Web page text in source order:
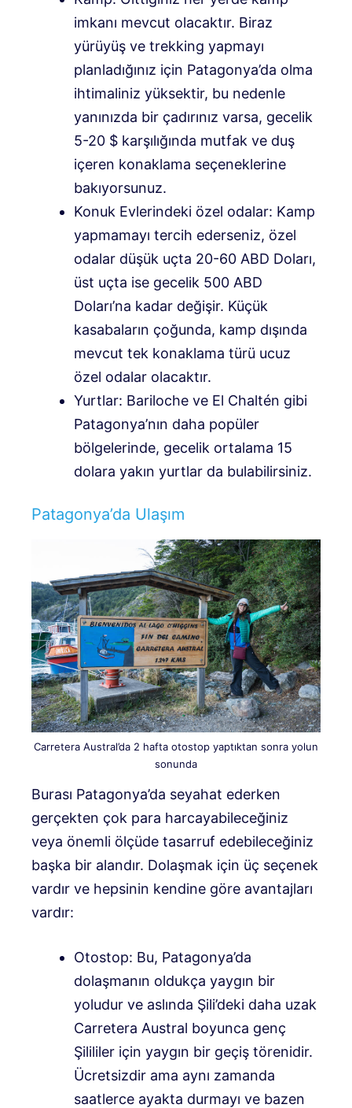
imkanı mevcut olacaktır. Biraz
yürüyüş ve trekking yapmayı
planladığınız için Patagonya’da olma
ihtimaliniz yüksektir, bu nedenle
yanınızda bir çadırınız varsa, gecelik
5-20 $ karşılığında mutfak ve duş
içeren konaklama seçeneklerine
bakıyorsunuz.
Konuk Evlerindeki özel odalar: Kamp
yapmamayı tercih ederseniz, özel
odalar düşük uçta 20-60 ABD Doları,
üst uçta ise gecelik 500 ABD
Doları’na kadar değişir. Küçük
kasabaların çoğunda, kamp dışında
mevcut tek konaklama türü ucuz
özel odalar olacaktır.
Yurtlar: Bariloche ve El Chaltén gibi
Patagonya’nın daha popüler
bölgelerinde, gecelik ortalama 15
dolara yakın yurtlar da bulabilirsiniz.
Patagonya’da Ulaşım
Carretera Austral’da 2 hafta otostop yaptıktan sonra yolun
sonunda
Burası Patagonya’da seyahat ederken
gerçekten çok para harcayabileceğiniz
veya önemli ölçüde tasarruf edebileceğiniz
başka bir alandır. Dolaşmak için üç seçenek
vardır ve hepsinin kendine göre avantajları
vardır:
Otostop: Bu, Patagonya’da
dolaşmanın oldukça yaygın bir
yoludur ve aslında Şili’deki daha uzak
Carretera Austral boyunca genç
Şilililer için yaygın bir geçiş törenidir.
Ücretsizdir ama aynı zamanda
saatlerce ayakta durmayı ve bazen